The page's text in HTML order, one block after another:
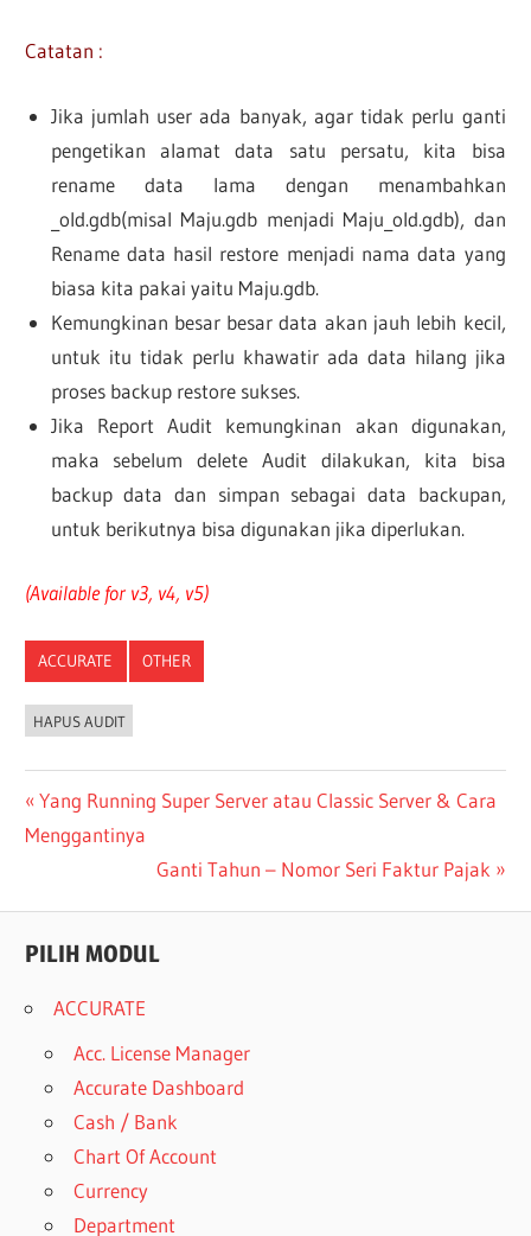
Catatan :
Jika jumlah user ada banyak, agar tidak perlu ganti
pengetikan alamat data satu persatu, kita bisa
rename data lama dengan menambahkan
_old.gdb(misal Maju.gdb menjadi Maju_old.gdb), dan
Rename data hasil restore menjadi nama data yang
biasa kita pakai yaitu Maju.gdb.
Kemungkinan besar besar data akan jauh lebih kecil,
untuk itu tidak perlu khawatir ada data hilang jika
proses backup restore sukses.
Jika Report Audit kemungkinan akan digunakan,
maka sebelum delete Audit dilakukan, kita bisa
backup data dan simpan sebagai data backupan,
untuk berikutnya bisa digunakan jika diperlukan.
(Available for v3, v4, v5)
ACCURATE OTHER
HAPUS AUDIT
Post
navigation
Previous
Post:
Yang Running Super Server atau Classic Server & Cara
Menggantinya
Next
Ganti Tahun – Nomor Seri Faktur Pajak
PILIH MODUL
ACCURATE
Acc. License Manager
Accurate Dashboard
Cash / Bank
Chart Of Account
Currency
Department